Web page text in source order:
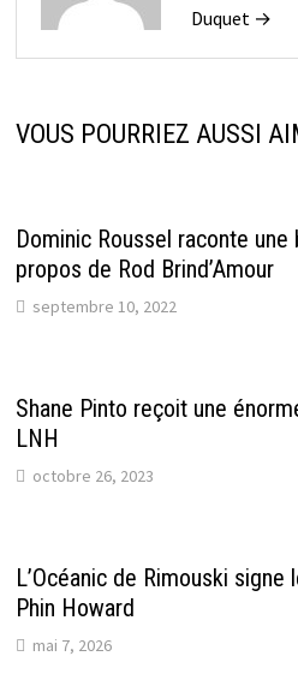
Duquet →
VOUS POURRIEZ AUSSI
Dominic Roussel raconte
propos de Rod Brind’Amour
septembre 10, 2022
Shane Pinto reçoit une
LNH
octobre 26, 2023
L’Océanic de Rimouski
Phin Howard
mai 7, 2026